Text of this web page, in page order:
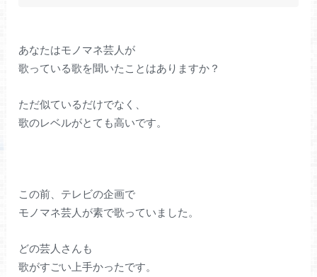
あなたはモノマネ芸人が
歌っている歌を聞いたことはありますか？
ただ似ているだけでなく、
歌のレベルがとても高いです。
この前、テレビの企画で
モノマネ芸人が素で歌っていました。
どの芸人さんも
歌がすごい上手かったです。